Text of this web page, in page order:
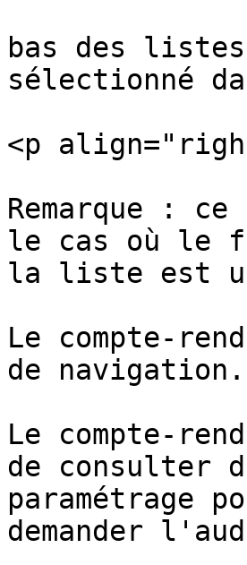
bas des
sélectionné
<p
Remarque :
le cas où le
la liste est
Le compte-
de navigation.
Le compte-
de consulter
paramétrage
demander